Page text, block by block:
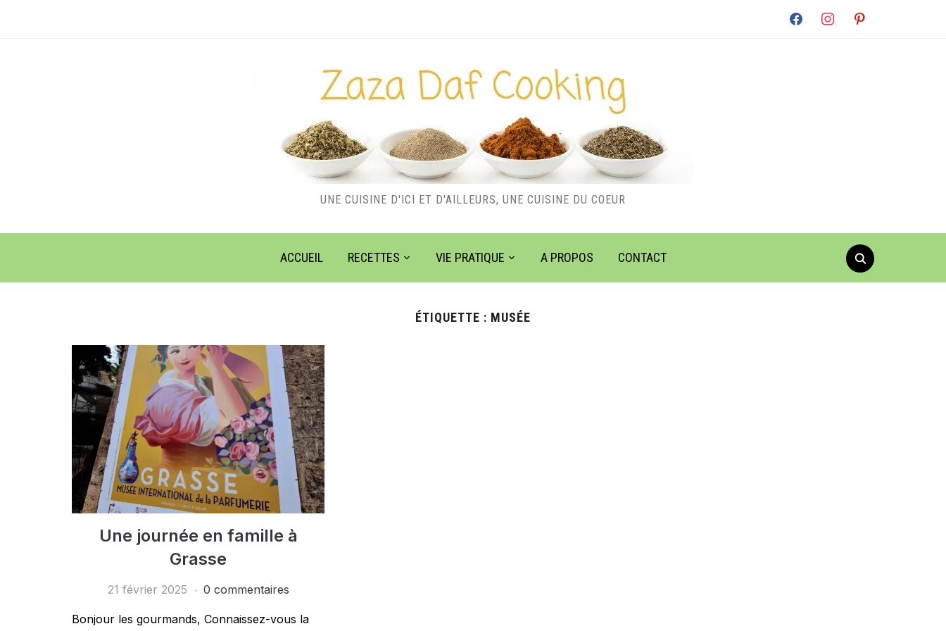
facebook instagrampinterest
UNE CUISINE D'ICI ET D'AILLEURS, UNE CUISINE DU COEUR
ACCUEIL RECETTES VIE PRATIQUE A PROPOS CONTACT
ÉTIQUETTE : MUSÉE
Une journée en famille à
Grasse
21 février 2025 0 commentaires
Bonjour les gourmands, Connaissez-vous la